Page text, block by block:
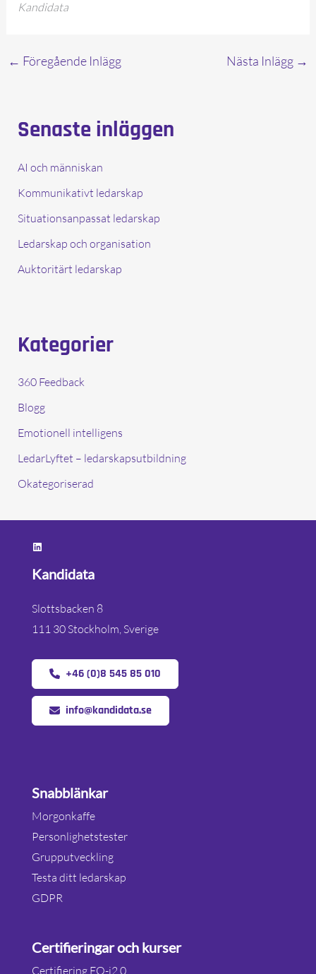
Kandidata
← Föregående Inlägg Nästa Inlägg →
Senaste inläggen
AI och människan
Kommunikativt ledarskap
Situationsanpassat ledarskap
Ledarskap och organisation
Auktoritärt ledarskap
Kategorier
360 Feedback
Blogg
Emotionell intelligens
LedarLyftet – ledarskapsutbildning
Okategoriserad
https://www.linkedin.com/company/kandidata/?originalSubdomain=se
Kandidata
Slottsbacken 8
111 30 Stockholm, Sverige
+46 (0)8 545 85 010
info@kandidata.se
Snabblänkar
Morgonkaffe
Personlighetstester
Grupputveckling
Testa ditt ledarskap
GDPR
Certifieringar och kurser
Certifiering EQ-i2.0